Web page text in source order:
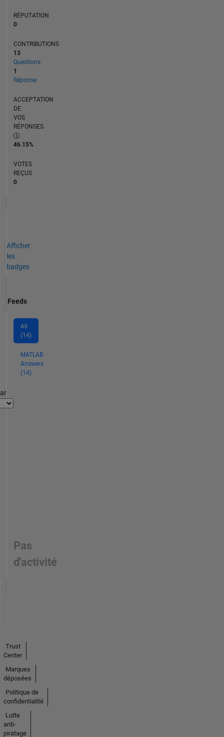
RÉPUTATION
0
CONTRIBUTIONS
13
Questions
1
Réponse
ACCEPTATION
DE
VOS
RÉPONSES
46.15%
VOTES
REÇUS
0
Afficher
les
badges
Feeds
All
(14)
MATLAB
Answers
(14)
Pas
d'activité
Trust
Center
Marques
déposées
Politique de
confidentialité
Lutte
anti-
piratage